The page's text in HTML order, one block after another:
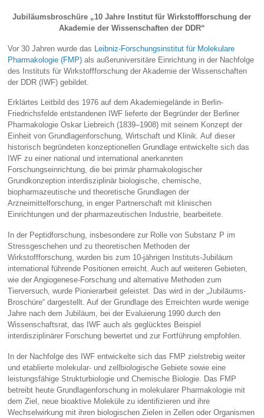
Jubiläumsbroschüre „10 Jahre Institut für Wirkstoffforschung der
Akademie der Wissenschaften der DDR“
Vor 30 Jahren wurde das
Leibniz-Forschungsinstitut für Molekulare
Pharmakologie (FMP) als außeruniversitäre Einrichtung in der Nachfolge
des Instituts für Wirkstoffforschung der Akademie der Wissenschaften
der DDR (IWF) gebildet.
Erklärtes Leitbild des 1976 auf dem Akademiegelände in Berlin-
Friedrichsfelde entstandenen IWF lieferte der Begründer der Berliner
Pharmakologie Oskar Liebreich (1839–1908) mit seinem Konzept der
Einheit von Grundlagenforschung, Wirtschaft und Klinik. Auf dieser
historisch begründeten konzeptionellen Grundlage entwickelte sich das
IWF zu einer national und international anerkannten
Forschungseinrichtung, die bei primär pharmakologischer
Grundkonzeption interdisziplinär biologische, chemische,
biopharmazeutische und theoretische Grundlagen der
Arzneimittelforschung, in enger Partnerschaft mit klinischen
Einrichtungen und der pharmazeutischen Industrie, bearbeitete.
In der Peptidforschung, insbesondere zur Rolle von Substanz P im
Stressgeschehen und zu theoretischen Methoden der
Wirkstoffforschung, wurden bis zum 10-jährigen Instituts-Jubiläum
international führende Positionen erreicht. Auch auf weiteren Gebieten,
wie der Angiogenese-Forschung und alternative Methoden zum
Tierversuch, wurde Pionierarbeit geleistet. Das wird in der „Jubiläums-
Broschüre“ dargestellt. Auf der Grundlage des Erreichten wurde wenige
Jahre nach dem Jubiläum, bei der Evaluierung 1990 durch den
Wissenschaftsrat, das IWF auch als geglücktes Beispiel
interdisziplinärer Forschung bewertet und zur Fortführung empfohlen.
In der Nachfolge des IWF entwickelte sich das FMP zielstrebig weiter
und etablierte molekular- und zellbiologische Gebiete sowie eine
leistungsfähige Strukturbiologie und Chemische Biologie. Das FMP
betreibt heute Grundlagenforschung in molekularer Pharmakologie mit
dem Ziel, neue bioaktive Moleküle zu identifizieren und ihre
Wechselwirkung mit ihren biologischen Zielen in Zellen oder Organismen